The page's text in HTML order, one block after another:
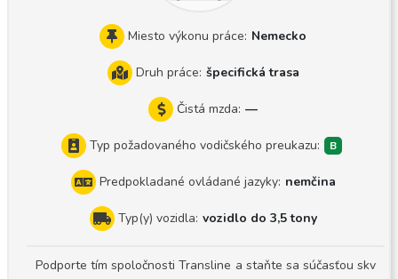
Miesto výkonu práce: Nemecko
Druh práce: špecifická trasa
Čistá mzda: —
Typ požadovaného vodičského preukazu:
Predpokladané ovládané jazyky: nemčina
Typ(y) vozidla: vozidlo do 3,5 tony
Podporte tím spoločnosti Transline a staňte sa súčasťou skv